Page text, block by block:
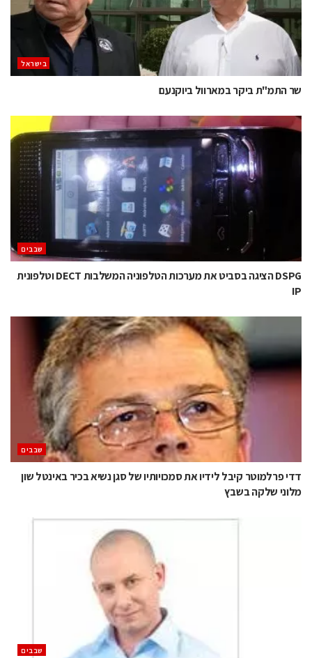
בישראל
שר התמ"ת ביקר במארוול ביוקנעם
‫שבבים‬
DSPG הציגה בסביט את מערכות הטלפוניה המשלבות DECT וטלפונית
IP
‫שבבים‬
דדי פרלמוטר קיבל לידיו את סמכויותיו של סגן נשיא בכיר באינטל שון
מלוני שלקה בשבץ
‫שבבים‬